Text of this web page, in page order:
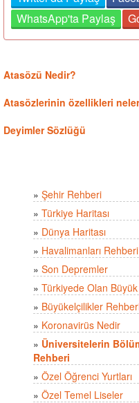
WhatsApp'ta Paylaş
Atasözü Nedir?
Atasözlerinin özellikleri
Deyimler Sözlüğü
» Şehir Rehberi
» Türkiye Haritası
» Dünya Haritası
» Havalimanları Rehberi
» Son Depremler
» Türkiyede Olan
» Büyükelçilikler
» Koronavirüs Nedir
» Üniversitelerin
Rehberi
» Özel Öğrenci Yurtları
» Özel Temel Liseler